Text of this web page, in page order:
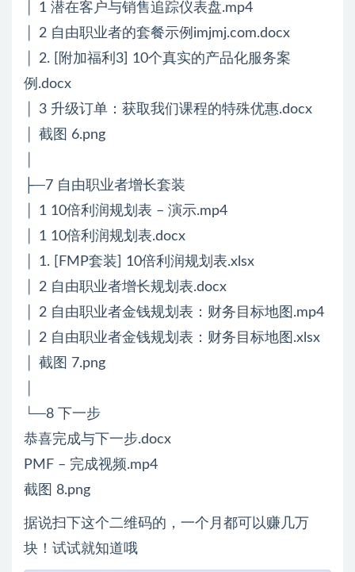
│ 1 潜在客户与销售追踪仪表盘.mp4
│ 2 自由职业者的套餐示例imjmj.com.docx
│ 2. [附加福利3] 10个真实的产品化服务案
例.docx
│ 3 升级订单：获取我们课程的特殊优惠.docx
│ 截图 6.png
├─7 自由职业者增长套装
│ 1 10倍利润规划表 – 演示.mp4
│ 1 10倍利润规划表.docx
│ 1. [FMP套装] 10倍利润规划表.xlsx
│ 2 自由职业者增长规划表.docx
│ 2 自由职业者金钱规划表：财务目标地图.mp4
│ 2 自由职业者金钱规划表：财务目标地图.xlsx
│ 截图 7.png
└─8 下一步
恭喜完成与下一步.docx
PMF – 完成视频.mp4
截图 8.png
据说扫下这个二维码的，一个月都可以赚几万
块！试试就知道哦